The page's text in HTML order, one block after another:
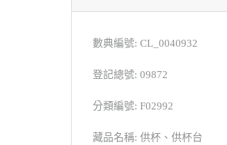
數典編號: CL_0040932
登記總號: 09872
分類編號: F02992
藏品名稱: 供杯、供杯台